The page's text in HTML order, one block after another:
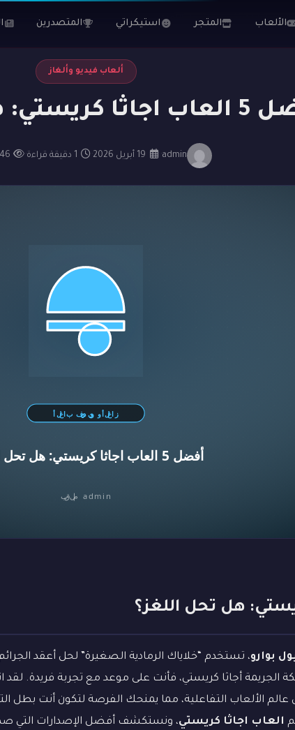
الألعاب المتجر استيكراتي المتصدرين
ألعاب فيديو وألغاز
هل تحل اللغز؟
admin
·
·
·
بوارو، تستخدم “خلاياك الرمادية الصغيرة” لحل أعقد
الجريمة أجاثا كريستي، فأنت على موعد مع تجربة فريدة. لقد
الألعاب التفاعلية، مما يمنحك الفرصة لتكون أنت بطل
العاب اجاثا كريستي، ونستكشف أفضل الإصدارات التي